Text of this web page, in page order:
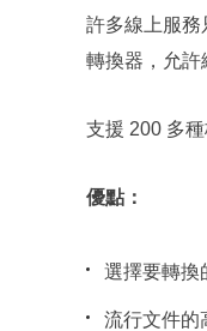
許多線上服務
轉換器，允許
支援 200 多
優點：
選擇要轉換
流行文件的